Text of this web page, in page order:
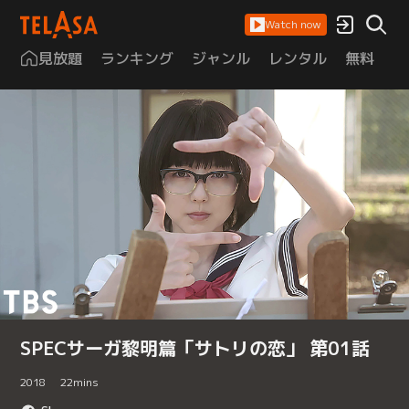
Watch now
見放題 ランキング ジャンル レンタル 無料
SPECサーガ黎明篇「サトリの恋」 第01話
2018 22mins